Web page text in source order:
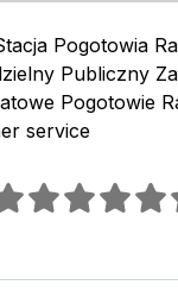
Pogotowia
Publiczny
Pogotowie
service